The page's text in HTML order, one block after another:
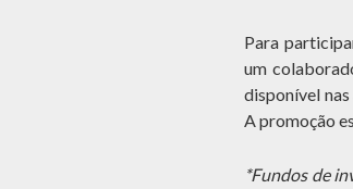
Para
um
disponível
A promoção
*Fundos de